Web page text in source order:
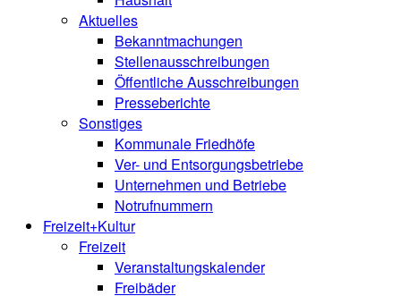
Aktuelles
Bekanntmachungen
Stellenausschreibungen
Öffentliche Ausschreibungen
Presseberichte
Sonstiges
Kommunale Friedhöfe
Ver- und Entsorgungsbetriebe
Unternehmen und Betriebe
Notrufnummern
Freizeit+Kultur
Freizeit
Veranstaltungskalender
Freibäder